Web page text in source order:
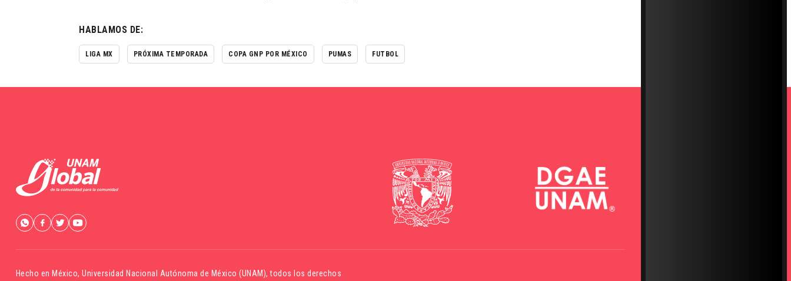
HABLAMOS DE:
LIGA MX PRÓXIMA TEMPORADA COPA GNP POR MÉXICO PUMAS FUTBOL
Hecho en México,Universidad Nacional Autónoma de México (UNAM), todos los derechos